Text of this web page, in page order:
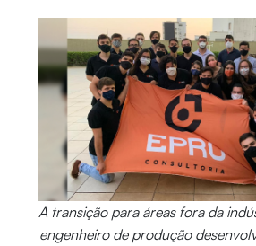
A transição para áreas fora da
engenheiro de produção